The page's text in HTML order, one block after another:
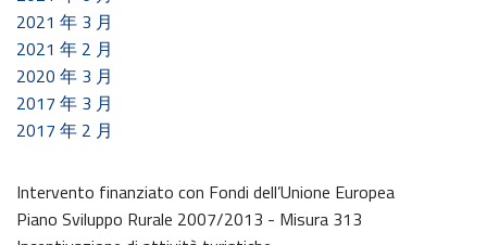
2021 年 3 月
2021 年 2 月
2020 年 3 月
2017 年 3 月
2017 年 2 月
Intervento finanziato con Fondi dell’Unione Europea
Piano Sviluppo Rurale 2007/2013 - Misura 313